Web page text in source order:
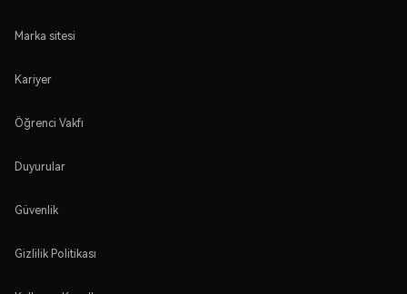
Marka sitesi
Kariyer
Öğrenci Vakfı
Duyurular
Güvenlik
Gizlilik Politikası